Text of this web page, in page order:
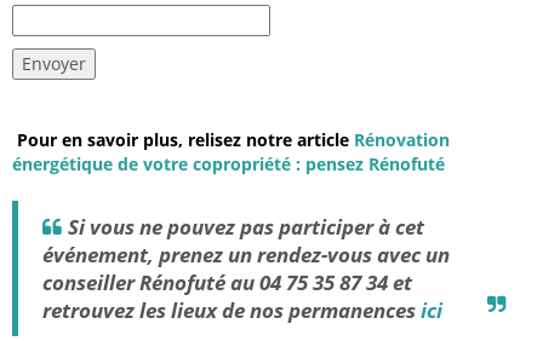
Envoyer
Pour en savoir plus, relisez notre article Rénovation
énergétique de votre copropriété : pensez Rénofuté
Si vous ne pouvez pas participer à cet
événement, prenez un rendez-vous avec un
conseiller Rénofuté au 04 75 35 87 34 et
retrouvez les lieux de nos permanencesici